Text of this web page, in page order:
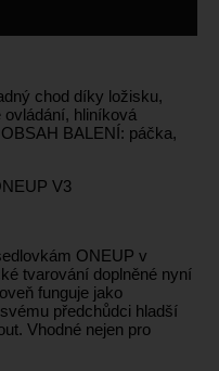
chod díky ložisku,
hliníková
BALENÍ: páčka,
V3
ONEUP v
tvarování doplněné nyní
funguje jako
předchůdci hladší
Vhodné nejen pro